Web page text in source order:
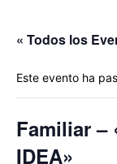
« Todos los
Este evento ha
Familiar –
IDEA»